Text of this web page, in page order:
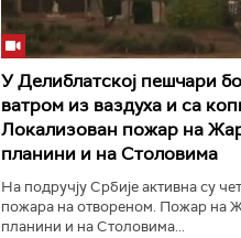
У Делиблатској пешчари
ватром из ваздуха и са
Локализован пожар на
планини и на Столовима
На подручју Србије активна су
пожара на отвореном. Пожар на
планини и на Столовима...